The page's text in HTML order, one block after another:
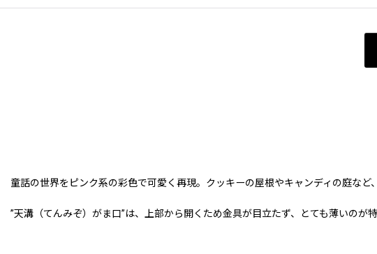
童話の世界をピンク系の彩色で可愛く再現。クッキーの屋根やキャンディの庭など
”天溝（てんみぞ）がま口”は、上部から開くため金具が目立たず、とても薄いのが